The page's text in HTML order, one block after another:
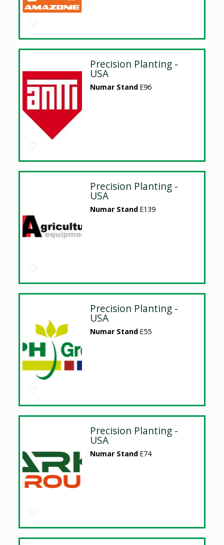
Precision Planting -
USA
Numar Stand E96
Precision Planting -
USA
Numar Stand E139
Precision Planting -
USA
Numar Stand E55
Precision Planting -
USA
Numar Stand E74